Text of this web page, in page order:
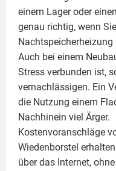
einem Lager oder
genau richtig, wenn
Auch bei einem
Stress verbunden ist,
vernachlässigen. Ein
die Nutzung einem
Nachhinein viel Ärger.
Kostenvoranschläge
Wiedenborstel
über das Internet,